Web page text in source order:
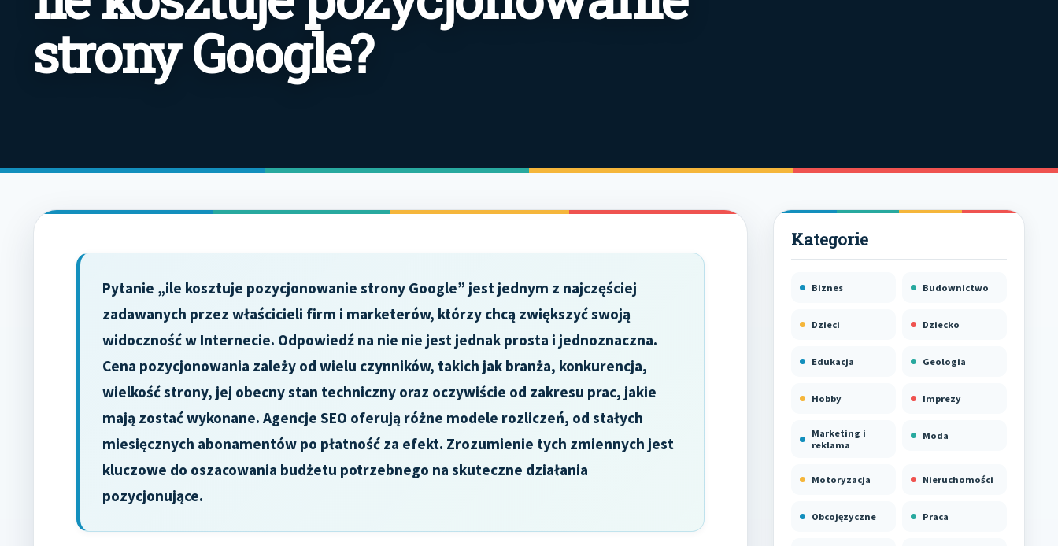
strony Google?
Pytanie „ile kosztuje pozycjonowanie strony Google” jest jednym z najczęściej
zadawanych przez właścicieli firm i marketerów, którzy chcą zwiększyć swoją
widoczność w Internecie. Odpowiedź na nie nie jest jednak prosta i jednoznaczna.
Cena pozycjonowania zależy od wielu czynników, takich jak branża, konkurencja,
wielkość strony, jej obecny stan techniczny oraz oczywiście od zakresu prac, jakie
mają zostać wykonane. Agencje SEO oferują różne modele rozliczeń, od stałych
miesięcznych abonamentów po płatność za efekt. Zrozumienie tych zmiennych jest
kluczowe do oszacowania budżetu potrzebnego na skuteczne działania
pozycjonujące.
Biznes Budownictwo
Dzieci Dziecko
Edukacja Geologia
Hobby Imprezy
Marketing i
reklama
Moda
Motoryzacja Nieruchomości
Obcojęzyczne Praca